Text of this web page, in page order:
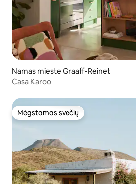
Namas mieste Graaff-Reinet
Casa Karoo
Mėgstamas svečių
Mėgstamas svečių